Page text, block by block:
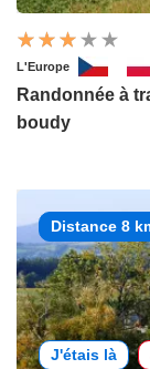
L'Europe
Randonnée à
boudy
Distance 8
J'étais là